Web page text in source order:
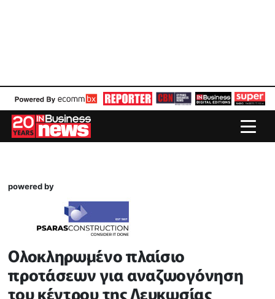
powered by
Ολοκληρωμένο πλαίσιο
προτάσεων για αναζωογόνηση
του κέντρου της Λευκωσίας